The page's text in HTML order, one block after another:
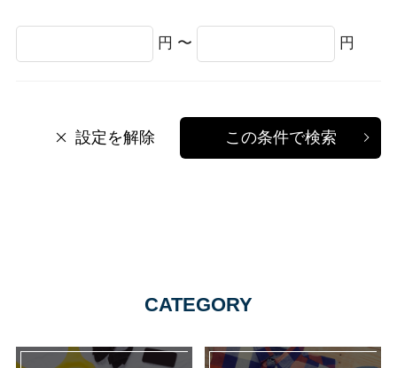
円 〜 円
設定を解除 この条件で検索
CATEGORY